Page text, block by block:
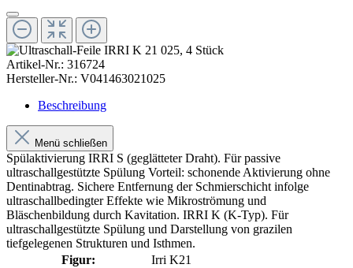
Artikel-Nr.: 316724
Hersteller-Nr.: V041463021025
Beschreibung
Menü schließen
Spülaktivierung IRRI S (geglätteter Draht). Für passive
ultraschallgestützte Spülung Vorteil: schonende Aktivierung ohne
Dentinabtrag. Sichere Entfernung der Schmierschicht infolge
ultraschallbedingter Effekte wie Mikroströmung und
Bläschenbildung durch Kavitation. IRRI K (K-Typ). Für
ultraschallgestützte Spülung und Darstellung von grazilen
tiefgelegenen Strukturen und Isthmen.
Figur:
Irri K21